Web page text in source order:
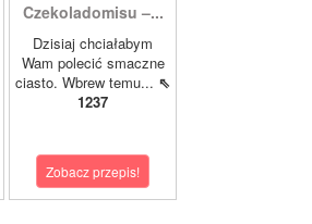
Czekoladomisu –...
Dzisiaj chciałabym
Wam polecić smaczne
ciasto. Wbrew temu... ⇖
1237
Zobacz przepis!